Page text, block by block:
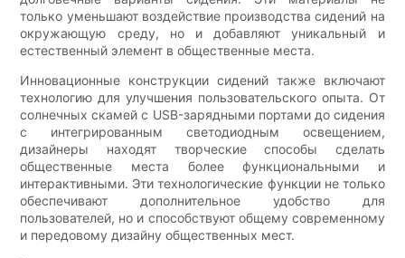
только уменьшают воздействие производства сидений на
окружающую среду, но и добавляют уникальный и
естественный элемент в общественные места.
Инновационные конструкции сидений также включают
технологию для улучшения пользовательского опыта. От
солнечных скамей с USB-зарядными портами до сидения
с интегрированным светодиодным освещением,
дизайнеры находят творческие способы сделать
общественные места более функциональными и
интерактивными. Эти технологические функции не только
обеспечивают дополнительное удобство для
пользователей, но и способствуют общему современному
и передовому дизайну общественных мест.